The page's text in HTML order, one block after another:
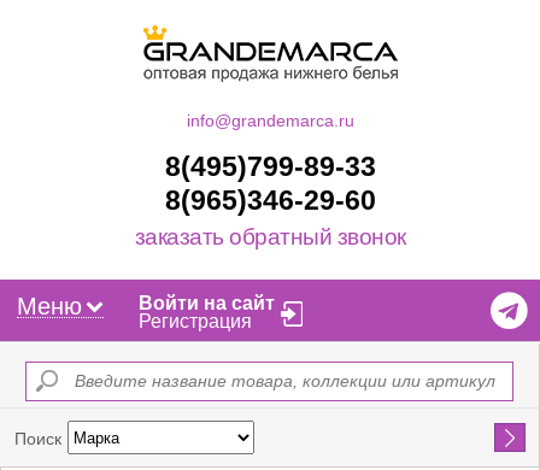
info@grandemarca.ru
8(495)799-89-33
8(965)346-29-60
заказать обратный звонок
Меню
Войти на сайт
Регистрация
Поиск Найти